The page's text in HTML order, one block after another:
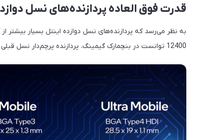
قدرت فوق العاده پردازنده‌های نسل
12400 توانست در بنچمارک گیمینگ، پردازنده پرچم‌دار نسل قبلی یعنی Core-i9 11900K را شکست دهد!